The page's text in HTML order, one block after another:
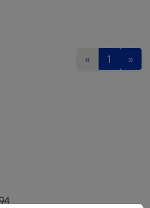
« 1 »